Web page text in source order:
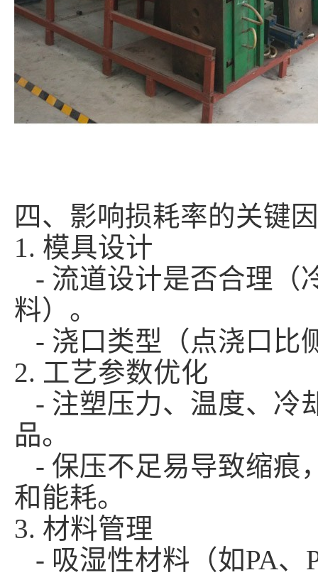
四、影响损耗率的关键
1. 模具设计
- 流道设计是否合理（
料）。
- 浇口类型（点浇口比
2. 工艺参数优化
- 注塑压力、温度、冷
品。
- 保压不足易导致缩痕
和能耗。
3. 材料管理
- 吸湿性材料（如PA、